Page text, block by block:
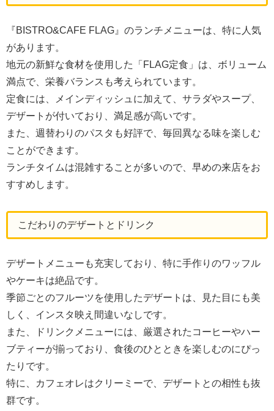
『BISTRO&CAFE FLAG』のランチメニューは、特に人気
があります。
地元の新鮮な食材を使用した「FLAG定食」は、ボリューム
満点で、栄養バランスも考えられています。
定食には、メインディッシュに加えて、サラダやスープ、
デザートが付いており、満足感が高いです。
また、週替わりのパスタも好評で、毎回異なる味を楽しむ
ことができます。
ランチタイムは混雑することが多いので、早めの来店をお
すすめします。
こだわりのデザートとドリンク
デザートメニューも充実しており、特に手作りのワッフル
やケーキは絶品です。
季節ごとのフルーツを使用したデザートは、見た目にも美
しく、インスタ映え間違いなしです。
また、ドリンクメニューには、厳選されたコーヒーやハー
ブティーが揃っており、食後のひとときを楽しむのにぴっ
たりです。
特に、カフェオレはクリーミーで、デザートとの相性も抜
群です。